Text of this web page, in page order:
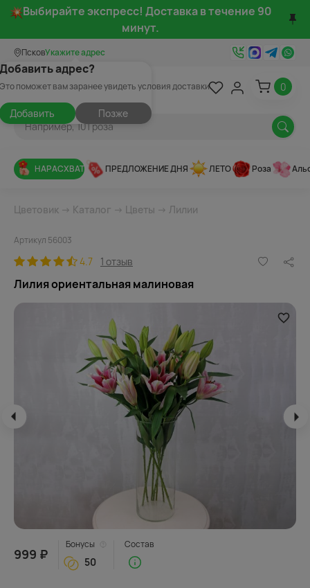
Выбирайте экспресс! Доставка в течение 90
минут.
ПсковУкажите адрес
адрес?
поможет вам заранее увидеть условия доставки
Добавить Позже
0
НАРАСХВАТ ПРЕДЛОЖЕНИЕ ДНЯ ЛЕТО Роза
Цветовик → Каталог → Цветы → Лилии
Артикул 56003
4.7 1 отзыв
Лилия ориентальная малиновая
999 ₽
Бонусы
50
Состав